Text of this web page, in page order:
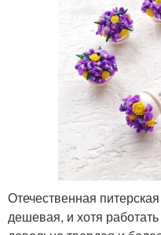
Отечественная
дешевая, и хотя